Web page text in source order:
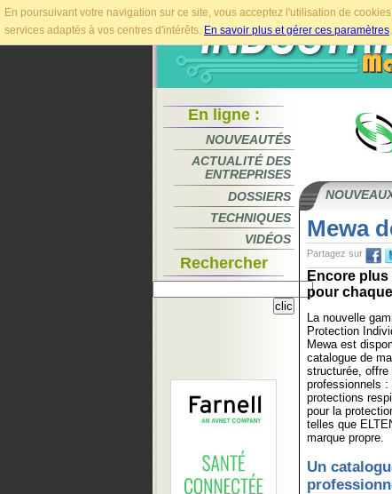
En poursuivant votre navigation sur ce site, vous acceptez l'utilisation de
services adaptés à vos centres d'intérêts. En savoir plus et gérer ces paramètres.
En ligne :
NOUVEAUTÉS
ACTUALITÉ DES
ENTREPRISES
DOSSIERS
TECHNIQUES
VIDÉOS
Rechercher
Mewa
Partagez sur
Encore
pour
La nouvelle
Protection
Mewa est
catalogue de
structurée,
professionnels
protections
pour la
telles que
marque propre.
Un